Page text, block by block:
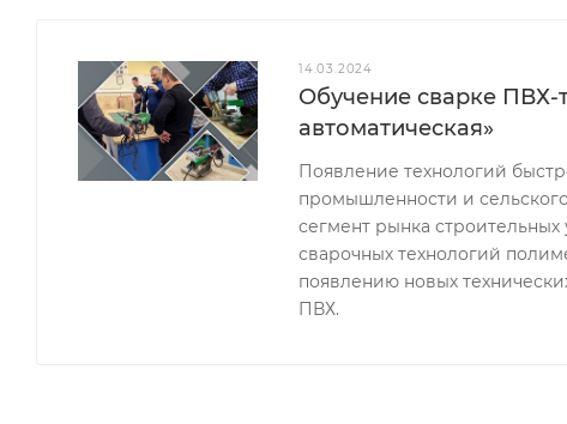
14.03.2024
Обучение сварке ПВХ-
автоматическая»
Появление технологий
промышленности и
сегмент рынка строительных
сварочных технологий
появлению новых
ПВХ.